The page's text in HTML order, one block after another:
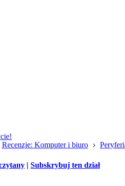
Recenzje: Komputer i biuro
| Subskrybuj ten dział